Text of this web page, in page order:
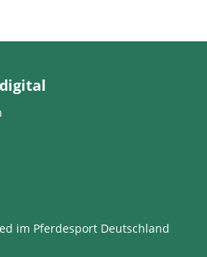
im Pferdesport Deutschland